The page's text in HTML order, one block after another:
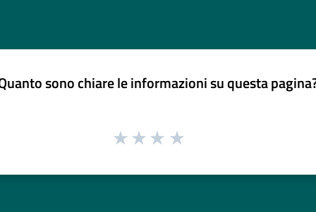
sono chiare le informazioni su questa